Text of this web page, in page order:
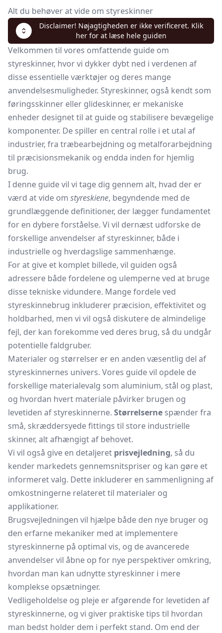
Alt du behøver at vide om styreskinner
Disclaimer! Nøjagtigheden er ikke verificeret. Klik
her for at læse hele guiden
Velkommen til vores omfattende guide om
styreskinner, hvor vi dykker dybt ned i verdenen af
disse essentielle værktøjer og deres mange
anvendelsesmuligheder. Styreskinner, også kendt som
føringsskinner eller glideskinner, er mekaniske
enheder designet til at guide og stabilisere bevægelige
komponenter. De spiller en central rolle i et utal af
industrier, fra træbearbejdning og metalforarbejdning
til præcisionsmekanik og endda inden for hjemlig
brug.
I denne guide vil vi tage dig gennem alt, hvad der er
værd at vide om styreskiene, begyndende med de
grundlæggende definitioner, der lægger fundamentet
for en dybere forståelse. Vi vil dernæst udforske de
forskellige anvendelser af styreskinner, både i
industrielle og hverdagslige sammenhænge.
For at give et komplet billede, vil guiden også
adressere både fordelene og ulemperne ved at bruge
disse tekniske vidundere. Mange fordele ved
styreskinnebrug inkluderer præcision, effektivitet og
holdbarhed, men vi vil også diskutere de almindelige
fejl, der kan forekomme ved deres brug, så du undgår
potentielle faldgruber.
Materialer og størrelser er en anden væsentlig del af
styreskinnernes univers. Vores guide vil opdele de
forskellige materialevalg som aluminium, stål og plast,
og hvordan hvert materiale påvirker brugen og
levetiden af styreskinnerne. Størrelserne spænder fra
små, skræddersyede fittings til store industrielle
skinner, alt afhængigt af behovet.
Vi vil også give en detaljeret prisvejledning, så du
kender markedets gennemsnitspriser og kan gøre et
informeret valg. Dette inkluderer en sammenligning af
omkostningerne relateret til materialer og
applikationer.
Brugsvejledningen vil hjælpe både den nye bruger og
den erfarne mekaniker med at implementere
styreskinnerne på optimal vis, og de avancerede
anvendelser vil åbne op for nye perspektiver omkring,
hvordan man kan udnytte styreskinner i mere
komplekse opsætninger.
Vedligeholdelse og pleje er afgørende for levetiden af
styreskinnerne, og vi giver praktiske tips til hvordan
man bedst holder dem i perfekt stand. Om end der